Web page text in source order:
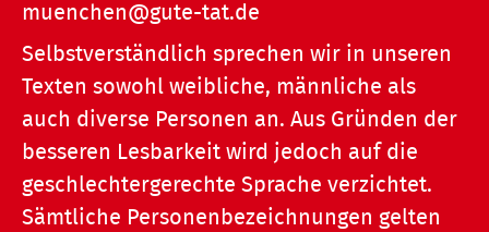
muenchen@gute-tat.de
Selbstverständlich sprechen wir in unseren
Texten sowohl weibliche, männliche als
auch diverse Personen an. Aus Gründen der
besseren Lesbarkeit wird jedoch auf die
geschlechtergerechte Sprache verzichtet.
Sämtliche Personenbezeichnungen gelten